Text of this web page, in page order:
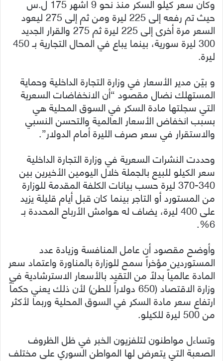
حيث تم رفعه إلى 225 ليرة ومن ثم إلى 275 ليعود
السعر مرة أخرى إلى 225 ليرة ثم 275 والقرار الجديد
300 ليرة سورية، بينما يباع في المحال التجارية بـ 450
ليرة.
و بيّن مدير الأسعار في وزارة التجارة الداخلية وحماية
المستهلك نضال مقصود “أن الانخفاضات السعرية
التي سجلتها مادة السكر في السوق المحلية هي
بسبب انخفاض الأسعار العالمية والتحسن النسبي
والاستقرار في سعر صرف الليرة أمام الدولار”.
وحددت النشرات السعرية في وزارة التجارة الداخلية
سعر الكيلو للبيع بالجملة خلال اليومين الأخيرين بين
340-370 ليرة حسب بيانات الكلفة المقدمة للوزارة
من المستورد أو التاجر بينما كان قبل أيام قليلة يزيد
على 400 ليرة، يضاف له هوامش الأرباح المحددة بـ
6%.
وأوضح مقصود أن عامل المنافسة وزيادة عدد
المستوردين مؤخراً سمح للوزارة بالمناورة واعتماد سعر
المادة عالمياً بدلاً من التقيد بالأسعار الاسترشادية في
وزارة الاقتصاد (650 دولاراً للطن) لأن ذلك يعني حكماً
ارتفاع سعر مادة السكر في السوق المحلية وربما لأكثر
من 500 ليرة للكيلو.
وتساءل مواطنون لتلفزيون الخبر في ظل الظروف
الصعبة التي يتعرض لها المواطن السوري على مختلف